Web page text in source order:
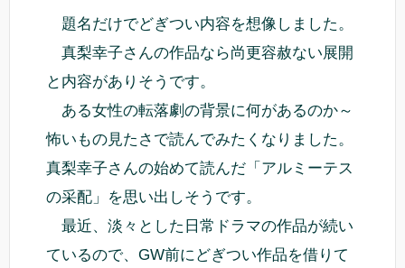
題名だけでどぎつい内容を想像しました。
真梨幸子さんの作品なら尚更容赦ない展開
と内容がありそうです。
ある女性の転落劇の背景に何があるのか～
怖いもの見たさで読んでみたくなりました。
真梨幸子さんの始めて読んだ「アルミーテス
の采配」を思い出しそうです。
最近、淡々とした日常ドラマの作品が続い
ているので、GW前にどぎつい作品を借りて